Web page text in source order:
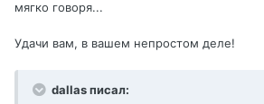
мягко говоря...
Удачи вам, в вашем непростом деле!
dallas писал: